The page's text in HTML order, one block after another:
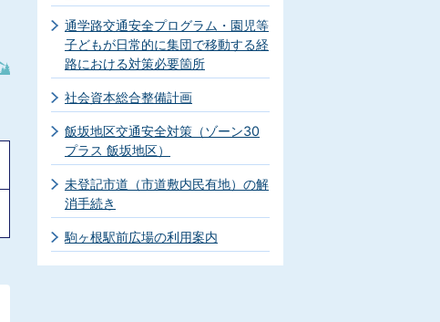
通学路交通安全プログラム・園児等
子どもが日常的に集団で移動する経
路における対策必要箇所
社会資本総合整備計画
飯坂地区交通安全対策（ゾーン30
プラス 飯坂地区）
未登記市道（市道敷内民有地）の解
消手続き
駒ヶ根駅前広場の利用案内